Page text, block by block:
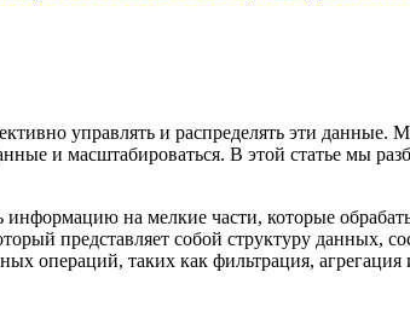
управлять и распределять эти
и масштабироваться. В этой статье мы
на мелкие части, которые
представляет собой структуру данных,
операций, таких как фильтрация, агрегация